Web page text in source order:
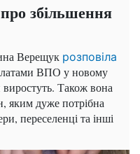
збільшення
Верещук розповіла
ВПО у новому
Також вона
яким дуже потрібна
переселенці та інші